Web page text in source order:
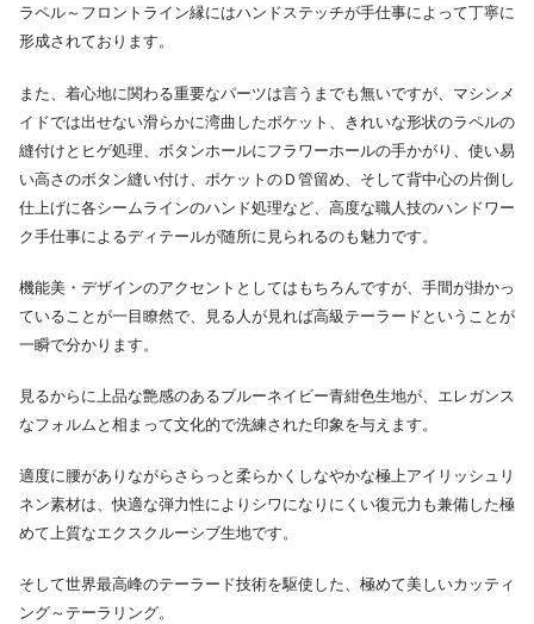
ラペル～フロントライン縁にはハンドステッチが手仕事によって丁寧に
形成されております。
また、着心地に関わる重要なパーツは言うまでも無いですが、マシンメ
イドでは出せない滑らかに湾曲したポケット、きれいな形状のラペルの
縫付けとヒゲ処理、ボタンホールにフラワーホールの手かがり、使い易
い高さのボタン縫い付け、ポケットのＤ管留め、そして背中心の片倒し
仕上げに各シームラインのハンド処理など、高度な職人技のハンドワー
ク手仕事によるディテールが随所に見られるのも魅力です。
機能美・デザインのアクセントとしてはもちろんですが、手間が掛かっ
ていることが一目瞭然で、見る人が見れば高級テーラードということが
一瞬で分かります。
見るからに上品な艶感のあるブルーネイビー青紺色生地が、エレガンス
なフォルムと相まって文化的で洗練された印象を与えます。
適度に腰がありながらさらっと柔らかくしなやかな極上アイリッシュリ
ネン素材は、快適な弾力性によりシワになりにくい復元力も兼備した極
めて上質なエクスクルーシブ生地です。
そして世界最高峰のテーラード技術を駆使した、極めて美しいカッティ
ング～テーラリング。